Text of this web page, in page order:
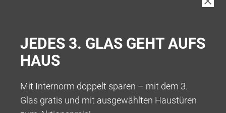
JEDES 3. GLAS GEHT AUFS
HAUS
Mit Internorm doppelt sparen – mit dem 3.
Glas gratis und mit ausgewählten Haustüren